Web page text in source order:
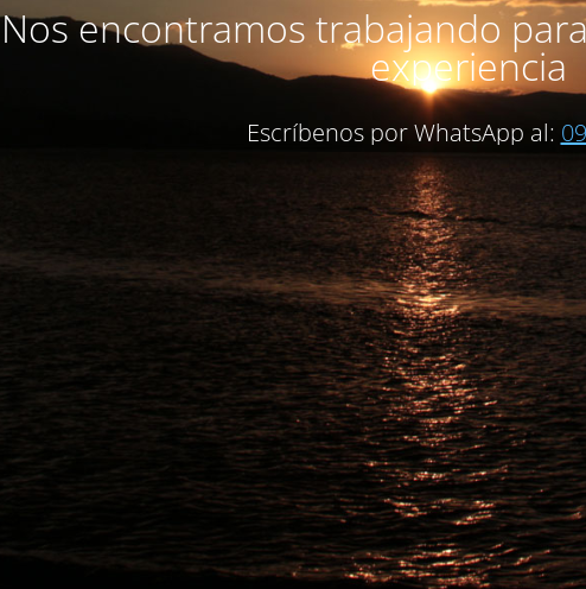
Nos encontramos trabajando
experiencia
Escríbenos por WhatsApp al: